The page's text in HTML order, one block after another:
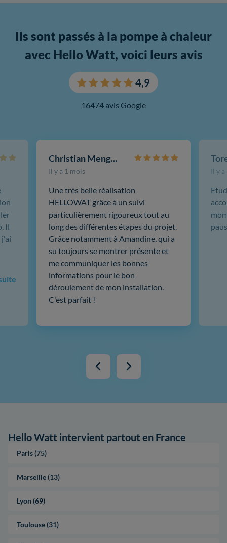
Ils sont passés à la pompe à chaleur
avec Hello Watt, voici leurs avis
4,9
16474 avis Google
Christian Mengotti
Il y a 1 mois
Une très belle réalisation
HELLOWAT grâce à un suivi
particulièrement rigoureux tout au
long des différentes étapes du projet.
Grâce notamment à Amandine, qui a
su toujours se montrer présente et
me communiquer les bonnes
informations pour le bon
déroulement de mon installation.
C'est parfait !
Il y
Il
Hello Watt intervient partout en France
Paris (75)
Marseille (13)
Lyon (69)
Toulouse (31)